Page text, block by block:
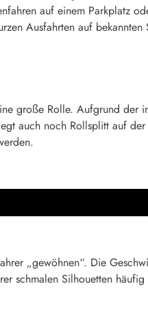
auf einem Parkplatz
Ausfahrten auf bekannten
große Rolle. Aufgrund der
auch noch Rollsplitt auf
„gewöhnen“. Die
schmalen Silhouetten häufig